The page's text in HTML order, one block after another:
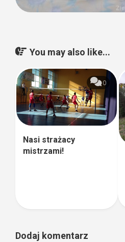
You may also like...
0
Nasi strażacy
mistrzami!
Dodaj komentarz